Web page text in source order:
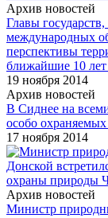
Архив новостей
Главы
международных
перспективы
ближайшие 10 лет
19 ноября 2014
Архив новостей
В Сиднее на
особо
17 ноября 2014
Архив новостей
Министр